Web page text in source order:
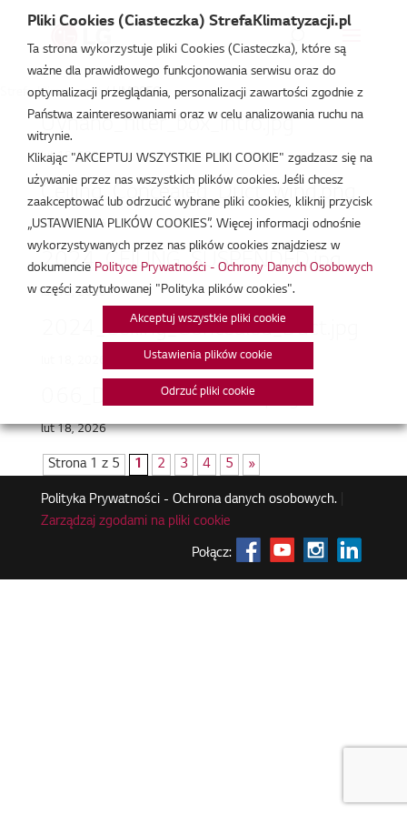
Strefa Klimatyzacji /UM30FC
UVnano_filter_box_intro.jpg
lut 18, 2026
Ceiling_Concealed_Duct_wind.png
lut 18, 2026
2024_CEILING_SUSPENDED.jpg
lut 18, 2026
2024_Ceiling_Concealed_Duct.jpg
066_Duct_Concert_hall.png
lut 18, 2026
Strona 1 z 5 1 2 3 4 5 »
Polityka Prywatności - Ochrona danych osobowych.|
Zarządzaj zgodami na pliki cookie
Połącz:
Pliki Cookies (Ciasteczka) StrefaKlimatyzacji.pl
Ta strona wykorzystuje pliki Cookies (Ciasteczka), które są
ważne dla prawidłowego funkcjonowania serwisu oraz do
optymalizacji przeglądania, personalizacji zawartości zgodnie z
Państwa zainteresowaniami oraz w celu analizowania ruchu na
witrynie.
Klikając "AKCEPTUJ WSZYSTKIE PLIKI COOKIE" zgadzasz się na
używanie przez nas wszystkich plików cookies. Jeśli chcesz
zaakceptować lub odrzucić wybrane pliki cookies, kliknij przycisk
„USTAWIENIA PLIKÓW COOKIES”. Więcej informacji odnośnie
wykorzystywanych przez nas plików cookies znajdziesz w
dokumencie Polityce Prywatności - Ochrony Danych Osobowych
w części zatytułowanej "Polityka plików cookies".
Akceptuj wszystkie pliki cookie
Ustawienia plików cookie
Odrzuć pliki cookie